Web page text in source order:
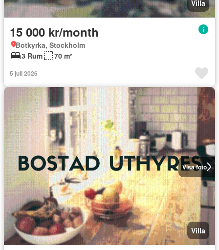
Villa
15 000 kr/month
Botkyrka, Stockholm
3 Rum
70 m²
5 juli 2026
Visa foto
Villa